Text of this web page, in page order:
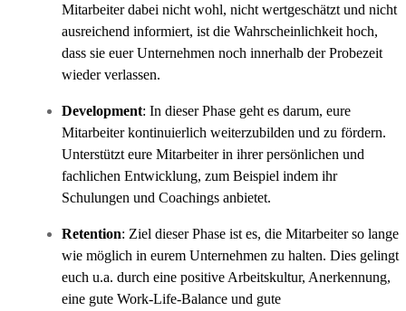
Mitarbeiter dabei nicht wohl, nicht wertgeschätzt und nicht
ausreichend informiert, ist die Wahrscheinlichkeit hoch,
dass sie euer Unternehmen noch innerhalb der Probezeit
wieder verlassen.
Development: In dieser Phase geht es darum, eure
Mitarbeiter kontinuierlich weiterzubilden und zu fördern.
Unterstützt eure Mitarbeiter in ihrer persönlichen und
fachlichen Entwicklung, zum Beispiel indem ihr
Schulungen und Coachings anbietet.
Retention: Ziel dieser Phase ist es, die Mitarbeiter so lange
wie möglich in eurem Unternehmen zu halten. Dies gelingt
euch u.a. durch eine positive Arbeitskultur, Anerkennung,
eine gute Work-Life-Balance und gute